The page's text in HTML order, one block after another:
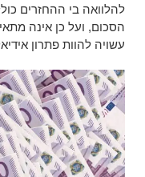
להלוואה בי ההחזרים
הסכום, ועל כן אינה
עשויה להוות פתרון